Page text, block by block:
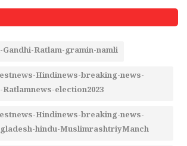
Ratlam-gramin-namli
Hindinews-breaking-news-
election2023
Hindinews-breaking-news-
hindu-MuslimrashtriyManch